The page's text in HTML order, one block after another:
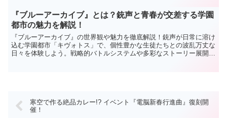
『ブルーアーカイブ』とは？銃声と青春が交差する学園
都市の魅力を解説！
『ブルーアーカイブ』の世界観や魅力を徹底解説！銃声が日常に溶け
込む学園都市「キヴォトス」で、個性豊かな生徒たちとの波乱万丈な
日々を体験しよう。戦略的バトルシステムや多彩なストーリー展開も
寒空で作る絶品カレー!? イベント『電脳新春行進曲』復刻開
催！